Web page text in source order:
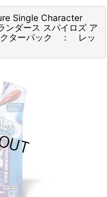
Single Character
ダース スパイロズ ア
クターパック ： レッ